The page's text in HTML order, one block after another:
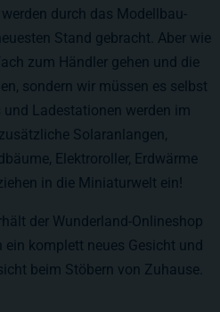
durch das Modellbau-
Stand gebracht. Aber wie
zum Händler gehen und die
sondern wir müssen es selbst
Ladestationen werden im
Solaranlangen,
Elektroroller, Erdwärme
in die Miniaturwelt ein!
der Wunderland-Onlineshop
komplett neues Gesicht und
beim Stöbern von Zuhause.